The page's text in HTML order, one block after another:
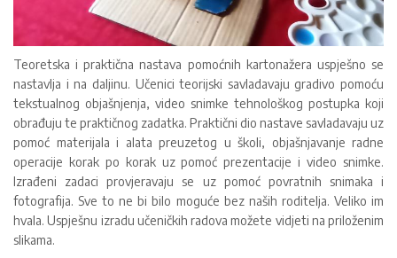
Teoretska i praktična nastava pomoćnih kartonažera uspješno se
nastavlja i na daljinu. Učenici teorijski savladavaju gradivo pomoću
tekstualnog objašnjenja, video snimke tehnološkog postupka koji
obrađuju te praktičnog zadatka. Praktični dio nastave savladavaju uz
pomoć materijala i alata preuzetog u školi, objašnjavanje radne
operacije korak po korak uz pomoć prezentacije i video snimke.
Izrađeni zadaci provjeravaju se uz pomoć povratnih snimaka i
fotografija. Sve to ne bi bilo moguće bez naših roditelja. Veliko im
hvala. Uspješnu izradu učeničkih radova možete vidjeti na priloženim
slikama.